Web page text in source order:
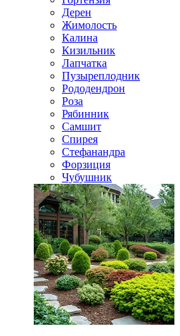
Дерен
Жимолость
Калина
Кизильник
Лапчатка
Пузыреплодник
Рододендрон
Роза
Рябинник
Самшит
Спирея
Стефанандра
Форзиция
Чубушник